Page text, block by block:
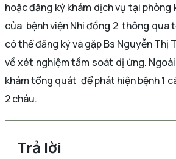
hoặc đăng ký khám dịch vụ tại
của bệnh viện Nhi đồng 2 thông qua
có thể đăng ký và gặp Bs Nguyễn Thị
về xét nghiệm tầm soát dị ứng.
khám tổng quát để phát hiện bệnh 1
2 cháu.
Trả lời